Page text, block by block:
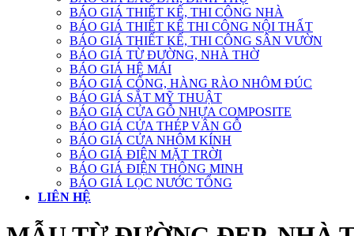
BÁO GIÁ THIẾT KẾ, THI CÔNG NHÀ
BÁO GIÁ THIẾT KẾ THI CÔNG NỘI THẤT
BÁO GIÁ THIẾT KẾ, THI CÔNG SÂN VƯỜN
BÁO GIÁ TỪ ĐƯỜNG, NHÀ THỜ
BÁO GIÁ HỆ MÁI
BÁO GIÁ CỔNG, HÀNG RÀO NHÔM ĐÚC
BÁO GIÁ SẮT MỸ THUẬT
BÁO GIÁ CỬA GỖ NHỰA COMPOSITE
BÁO GIÁ CỬA THÉP VÂN GỖ
BÁO GIÁ CỬA NHÔM KÍNH
BÁO GIÁ ĐIỆN MẶT TRỜI
BÁO GIÁ ĐIỆN THÔNG MINH
BÁO GIÁ LỌC NƯỚC TỔNG
LIÊN HỆ